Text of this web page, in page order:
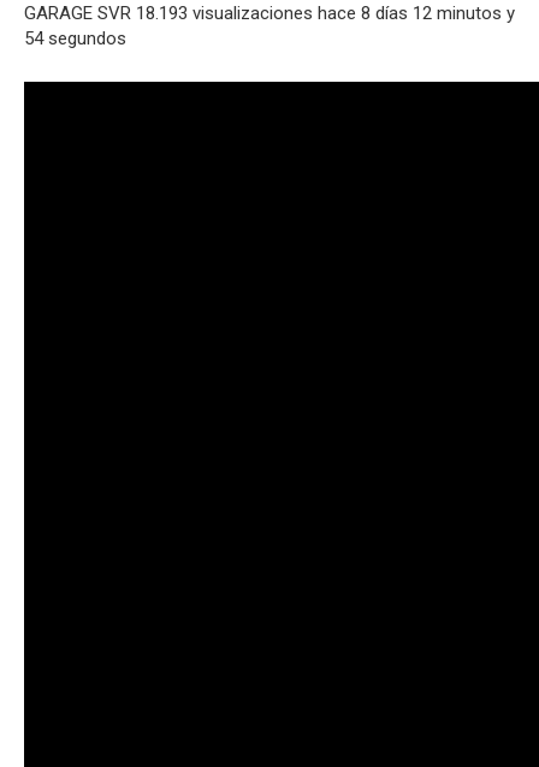
GARAGE SVR 18.193 visualizaciones hace 8 días 12 minutos y
54 segundos